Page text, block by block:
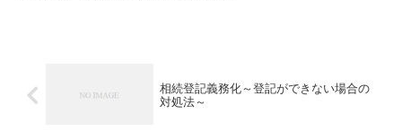
相続登記義務化～登記ができない場合の
対処法～